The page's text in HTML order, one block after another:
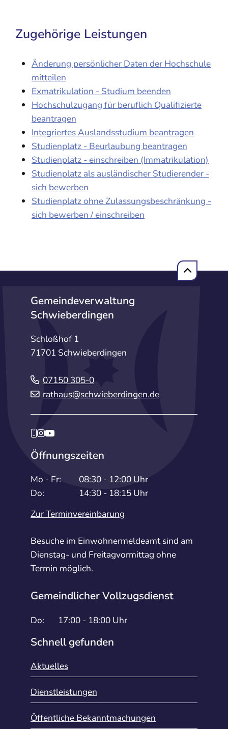
Zugehörige Leistungen
Änderung persönlicher Daten der Hochschule
mitteilen
Exmatrikulation - Studium beenden
Hochschulzugang für beruflich Qualifizierte
beantragen
Integriertes Auslandsstudium beantragen
Studienplatz - Beurlaubung beantragen
Studienplatz - einschreiben (Immatrikulation)
Studienplatz als ausländischer Studierender -
sich bewerben
Studienplatz ohne Zulassungsbeschränkung -
sich bewerben / einschreiben
Gemeindeverwaltung
Schwieberdingen
Schloßhof 1
71701 Schwieberdingen
07150 305-0
rathaus@schwieberdingen.de
Öffnungszeiten
Mo - Fr:
08:30 - 12:00 Uhr
Do:
14:30 - 18:15 Uhr
Zur Terminvereinbarung
Besuche im Einwohnermeldeamt sind am
Dienstag- und Freitagvormittag ohne
Termin möglich.
Gemeindlicher Vollzugsdienst
Do: 17:00 - 18:00 Uhr
Schnell gefunden
Aktuelles
Dienstleistungen
Öffentliche Bekanntmachungen